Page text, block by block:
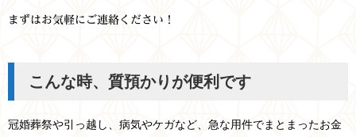
まずはお気軽にご連絡ください！
こんな時、質預かりが便利です
冠婚葬祭や引っ越し、病気やケガなど、急な用件でまとまったお金